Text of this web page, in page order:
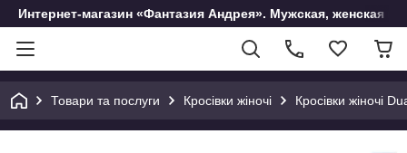
Интернет-магазин «Фантазия Андрея». Мужская, женская и
Товари та послуги Кросівки жіночі Кросівки жіночі